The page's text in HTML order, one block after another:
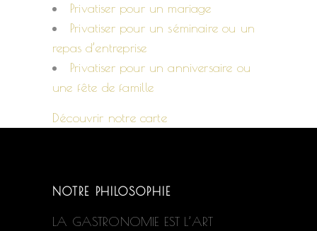
Privatiser pour un mariage
Privatiser pour un séminaire ou un
repas d’entreprise
Privatiser pour un anniversaire ou
une fête de famille
Découvrir notre carte
NOTRE PHILOSOPHIE
LA GASTRONOMIE EST L’ART